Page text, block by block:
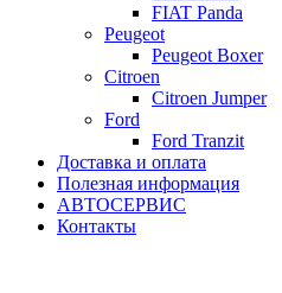
FIAT Panda
Peugeot
Peugeot Boxer
Citroen
Citroen Jumper
Ford
Ford Tranzit
Доставка и оплата
Полезная информация
АВТОСЕРВИС
Контакты